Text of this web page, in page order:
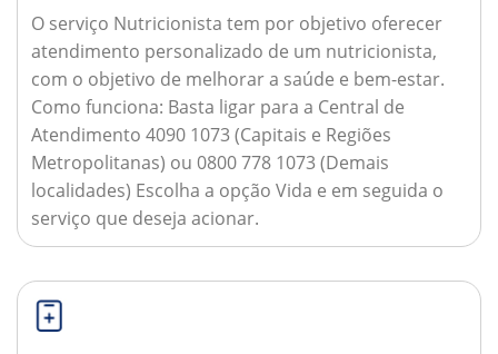
O serviço Nutricionista tem por objetivo oferecer
atendimento personalizado de um nutricionista,
com o objetivo de melhorar a saúde e bem-estar.
Como funciona: Basta ligar para a Central de
Atendimento 4090 1073 (Capitais e Regiões
Metropolitanas) ou 0800 778 1073 (Demais
localidades) Escolha a opção Vida e em seguida o
serviço que deseja acionar.